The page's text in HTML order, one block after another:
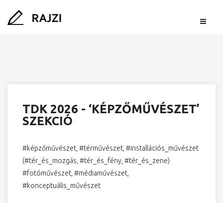
TDK 2026 - ‘KÉPZŐMŰVÉSZET’
SZEKCIÓ
#képzőművészet, #térművészet, #installációs_művészet
(#tér_és_mozgás, #tér_és_fény, #tér_és_zene)
#fotóművészet, #médiaművészet,
#konceptuális_művészet